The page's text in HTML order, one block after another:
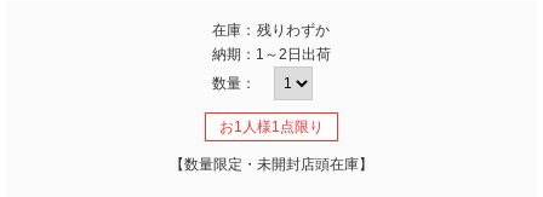
在庫： 残りわずか
納期： 1～2日出荷
数量：
お1人様1点限り
【数量限定・未開封店頭在庫】